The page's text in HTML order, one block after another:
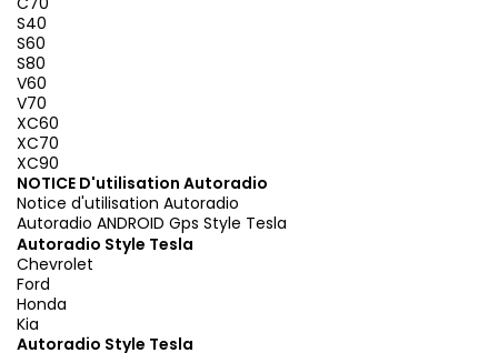
S40
S60
S80
V60
V70
XC60
XC70
XC90
NOTICE D'utilisation Autoradio
Notice d'utilisation Autoradio
Autoradio ANDROID Gps Style Tesla
Autoradio Style Tesla
Chevrolet
Ford
Honda
Kia
Autoradio Style Tesla